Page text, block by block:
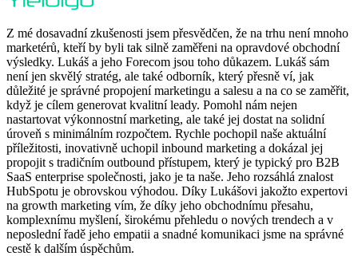
Z mé dosavadní zkušenosti jsem přesvědčen, že na trhu není mnoho
marketérů, kteří by byli tak silně zaměřeni na opravdové obchodní
výsledky. Lukáš a jeho Forecom jsou toho důkazem. Lukáš sám
není jen skvělý stratég, ale také odborník, který přesně ví, jak
důležité je správné propojení marketingu a salesu a na co se zaměřit,
když je cílem generovat kvalitní leady. Pomohl nám nejen
nastartovat výkonnostní marketing, ale také jej dostat na solidní
úroveň s minimálním rozpočtem. Rychle pochopil naše aktuální
příležitosti, inovativně uchopil inbound marketing a dokázal jej
propojit s tradičním outbound přístupem, který je typický pro B2B
SaaS enterprise společnosti, jako je ta naše. Jeho rozsáhlá znalost
HubSpotu je obrovskou výhodou. Díky Lukášovi jakožto expertovi
na growth marketing vím, že díky jeho obchodnímu přesahu,
komplexnímu myšlení, širokému přehledu o nových trendech a v
neposlední řadě jeho empatii a snadné komunikaci jsme na správné
cestě k dalším úspěchům.